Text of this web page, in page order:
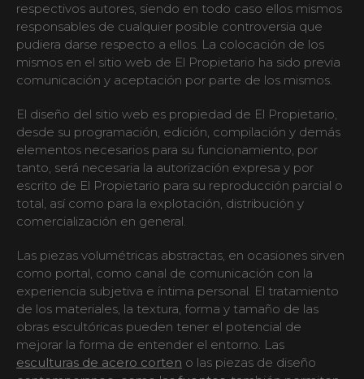
respectivos autores, siendo en todo caso ellos mismos
responsables de cualquier posible controversia que
pudiera darse respecto a ellos. La colocación de los
mismos en el sitio web de El Propietario ha sido previa
comunicación y aceptación por parte de los mismos.
El diseño del sitio web es propiedad de El Propietario,
desde su programación, edición, compilación y demás
elementos necesarios para su funcionamiento, por
tanto, será necesaria la autorización expresa y por
escrito de El Propietario para su reproducción parcial o
total, así como para la explotación, distribución y
comercialización en general.
Las piezas volumétricas abstractas, en ocasiones sirven
como portal, como canal de comunicación con la
experiencia subjetiva e íntima personal. El tratamiento
de los materiales, la textura, forma y tamaño de las
obras escultóricas pueden tener el potencial de
mejorar la forma de entender el entorno. Las
esculturas de acero corten o las piezas de diseño